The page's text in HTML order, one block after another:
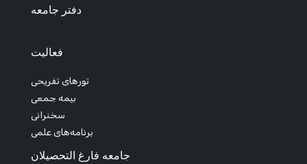
دفتر جامعه
فعالیت
تورهای تفریحی
بیمه جمعی
سخنرانی
برنامه‌های علمی
جامعه فارغ التحصیلان